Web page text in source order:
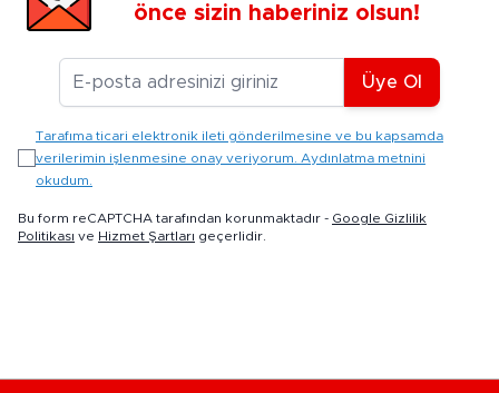
önce sizin haberiniz olsun!
E-posta Adresiniz
Üye Ol
Tarafıma ticari elektronik ileti gönderilmesine ve bu kapsamda
verilerimin işlenmesine onay veriyorum. Aydınlatma metnini
okudum.
Bu form reCAPTCHA tarafından korunmaktadır - Google Gizlilik
Politikası ve Hizmet Şartları geçerlidir.